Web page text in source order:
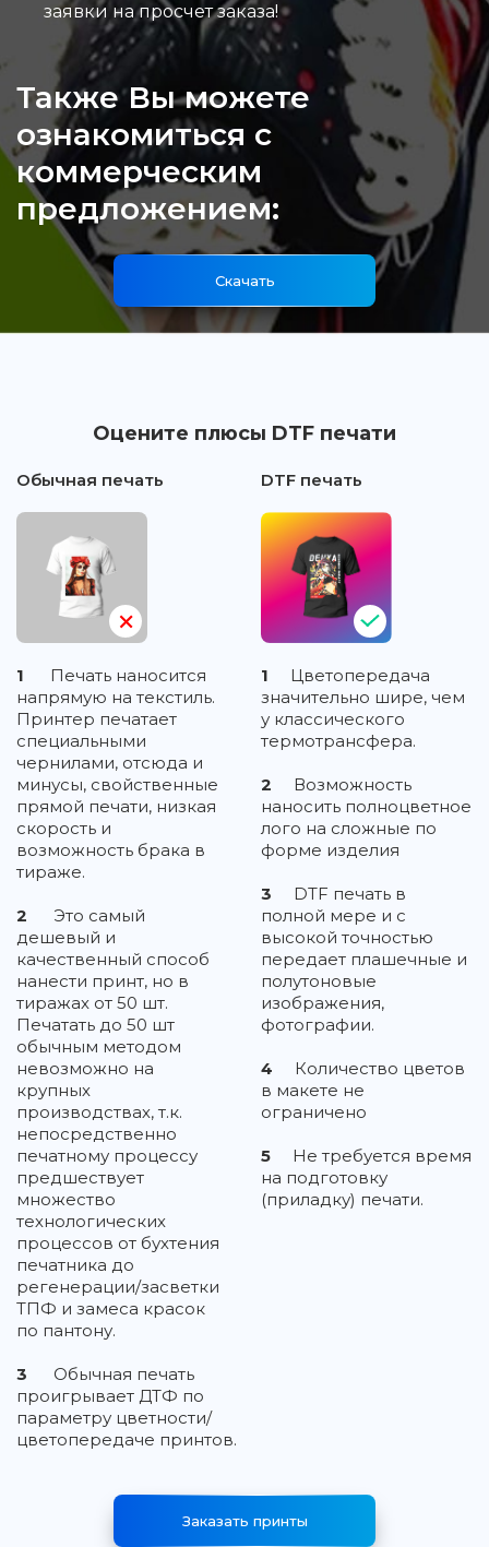
заявки на просчет заказа!
Также Вы можете
ознакомиться с
коммерческим
предложением:
Скачать
Оцените плюсы DTF печати
Обычная печать
1
Печать наносится
напрямую на текстиль.
Принтер печатает
специальными
чернилами, отсюда и
минусы, свойственные
прямой печати, низкая
скорость и
возможность брака в
тираже.
2
Это самый
дешевый и
качественный способ
нанести принт, но в
тиражах от 50 шт.
Печатать до 50 шт
обычным методом
невозможно на
крупных
производствах, т.к.
непосредственно
печатному процессу
предшествует
множество
технологических
процессов от бухтения
печатника до
регенерации/засветки
ТПФ и замеса красок
по пантону.
3
Обычная печать
проигрывает ДТФ по
параметру цветности/
цветопередаче принтов.
DTF печать
1
Цветопередача
значительно шире, чем
у классического
термотрансфера.
2
Возможность
наносить полноцветное
лого на сложные по
форме изделия
3
DTF печать в
полной мере и с
высокой точностью
передает плашечные и
полутоновые
изображения,
фотографии.
4
Количество цветов
в макете не
ограничено
5
Не требуется время
на подготовку
(приладку) печати.
Заказать принты